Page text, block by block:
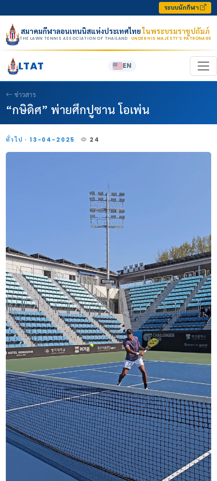
ระบบนักกีฬา
สมาคมกีฬาลอนเทนนิสแห่งประเทศไทยในพระบรมราชูปถัมภ์
THE LAWN TENNIS ASSOCIATION OF THAILAND · UNDER HIS MAJESTY’S PATRONAGE
LTAT EN
ข่าวสาร
“กษิดิศ” พ่ายศึกปูซาน โอเพ่น
ทั่วไป · 13-04-2025 24